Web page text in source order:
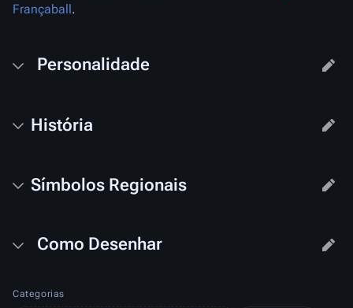
Françaball.
Personalidade
História
Símbolos Regionais
Como Desenhar
Categorias